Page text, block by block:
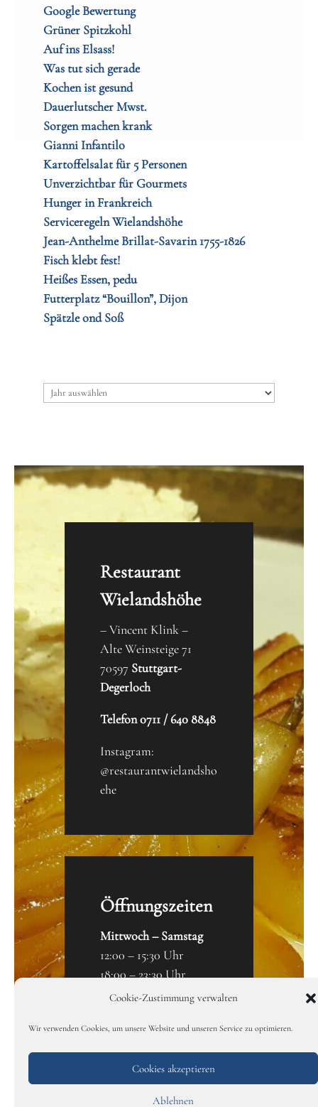
Cookie-Zustimmung verwalten
Wir verwenden Cookies, um unsere Website und unseren Service zu optimieren.
Cookies akzeptieren
Ablehnen
Google Bewertung
Grüner Spitzkohl
Auf ins Elsass!
Was tut sich gerade
Kochen ist gesund
Dauerlutscher Mwst.
Sorgen machen krank
Gianni Infantilo
Kartoffelsalat für 5 Personen
Unverzichtbar für Gourmets
Hunger in Frankreich
Serviceregeln Wielandshöhe
Jean-Anthelme Brillat-Savarin 1755-1826
Fisch klebt fest!
Heißes Essen, pedu
Futterplatz “Bouillon”, Dijon
Spätzle ond Soß
Archiv
Restaurant
Wielandshöhe
– Vincent Klink –
Alte Weinsteige 71
70597 Stuttgart-
Degerloch
Telefon 0711 / 640 8848
Instagram:
@restaurantwielandsho
ehe
Öffnungszeiten
Mittwoch – Samstag
12:00 – 15:30 Uhr
18:00 – 23:30 Uhr
Sonntag, Montag &
Dienstag:Ruhetag
RESERVIEREN